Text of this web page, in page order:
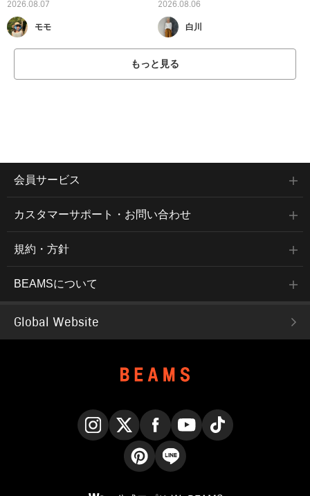
2026.08.07
モモ
2026.08.06
白川
もっと見る
会員サービス
カスタマーサポート・お問い合わせ
規約・方針
BEAMSについて
Global Website